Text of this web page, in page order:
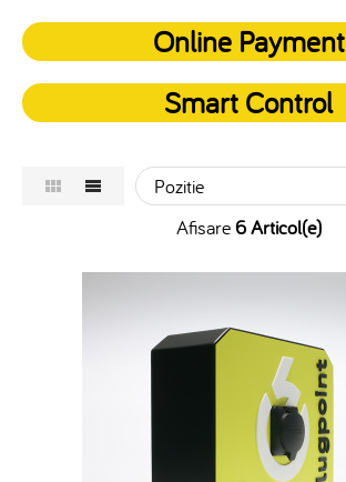
Online Payment
Smart Control
Afisare6 Articol(e)